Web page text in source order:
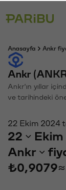
Anasayfa Ankr
Ankr
Ankr'ın yıllar
ve tarihindeki
22 Ekim 2024
22 Ekim
Ankr
₺0,9079≈